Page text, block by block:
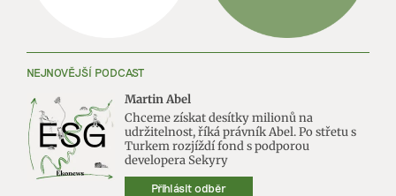
NEJNOVĚJŠÍ PODCAST
Martin Abel
Chceme získat desítky milionů na
udržitelnost, říká právník Abel. Po střetu s
Turkem rozjíždí fond s podporou
developera Sekyry
Přihlásit odběr